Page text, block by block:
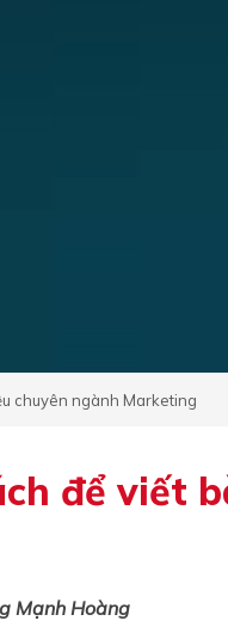
chuyên ngành Marketing
để viết
Mạnh Hoàng